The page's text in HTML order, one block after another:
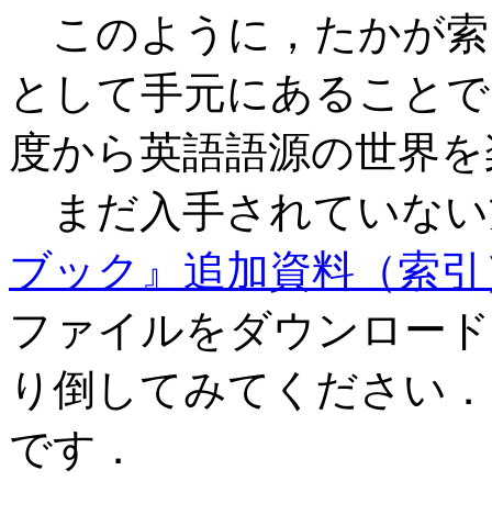
このように，たかが
として手元にあること
度から英語語源の世界
まだ入手されていな
ブック』追加資料（索
ファイルをダウンロー
り倒してみてください
です．